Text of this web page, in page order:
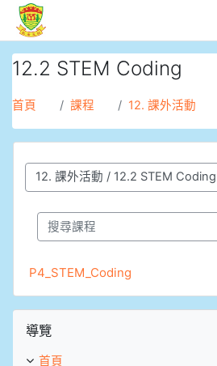
跳至主內容
12.2 STEM Coding
首頁 課程 12. 課外活動
課程類別
搜尋課程
P4_STEM_Coding
跳過導覽區塊
導覽
首頁